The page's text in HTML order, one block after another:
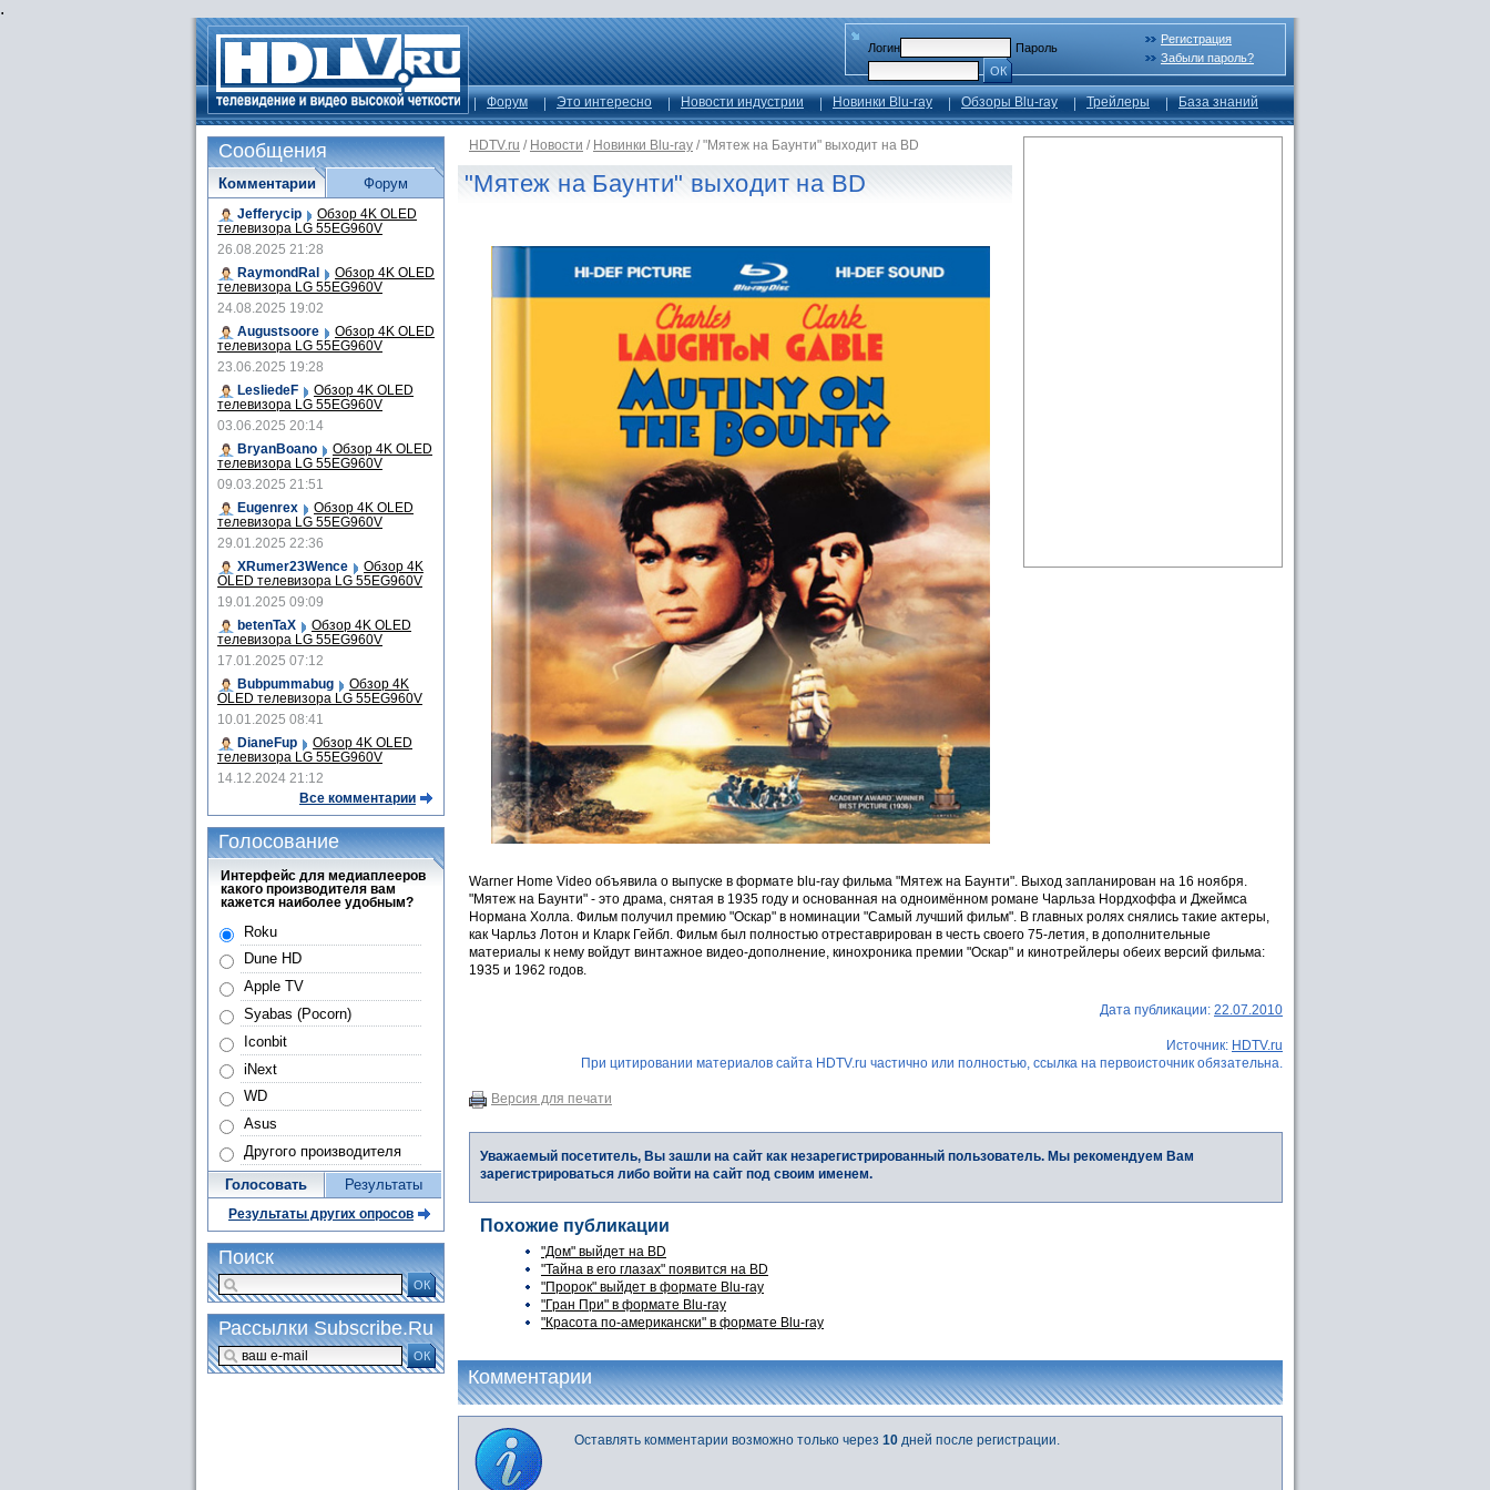
.
Логин
Пароль
ОК
Регистрация
Забыли пароль?
Форум Это интересно Новости индустрии Новинки Blu-ray Обзоры Blu-ray Трейлеры База знаний
HDTV.ru / Новости / Новинки Blu-ray / "Мятеж на Баунти" выходит на BD
"Мятеж на Баунти" выходит на BD
Warner Home Video объявила о выпуске в формате blu-ray фильма "Мятеж на Баунти". Выход запланирован на 16 ноября.
"Мятеж на Баунти" - это драма, снятая в 1935 году и основанная на одноимённом романе Чарльза Нордхоффа и Джеймса
Нормана Холла. Фильм получил премию "Оскар" в номинации "Самый лучший фильм". В главных ролях снялись такие актеры,
как Чарльз Лотон и Кларк Гейбл. Фильм был полностью отреставрирован в честь своего 75-летия, в дополнительные
материалы к нему войдут винтажное видео-дополнение, кинохроника премии "Оскар" и кинотрейлеры обеих версий фильма:
1935 и 1962 годов.
Дата публикации: 22.07.2010
Источник: HDTV.ru
При цитировании материалов сайта HDTV.ru частично или полностью, ссылка на первоисточник обязательна.
Версия для печати
Уважаемый посетитель, Вы зашли на сайт как незарегистрированный пользователь. Мы рекомендуем Вам
зарегистрироваться либо войти на сайт под своим именем.
Похожие публикации
"Дом" выйдет на BD
"Тайна в его глазах" появится на BD
"Пророк" выйдет в формате Blu-ray
"Гран При" в формате Blu-ray
"Красота по-американски" в формате Blu-ray
Комментарии
Оставлять комментарии возможно только через 10 дней после регистрации.
Сообщения
Комментарии
Jefferycip Обзор 4K OLED
телевизора LG 55EG960V
26.08.2025 21:28
RaymondRal
Обзор 4K OLED
телевизора LG 55EG960V
24.08.2025 19:02
Augustsoore
Обзор 4K OLED
телевизора LG 55EG960V
23.06.2025 19:28
LesliedeF
Обзор 4K OLED
телевизора LG 55EG960V
03.06.2025 20:14
BryanBoano
Обзор 4K OLED
телевизора LG 55EG960V
09.03.2025 21:51
Eugenrex
Обзор 4K OLED
телевизора LG 55EG960V
29.01.2025 22:36
XRumer23Wence
Обзор 4K
OLED телевизора LG 55EG960V
19.01.2025 09:09
betenTaX
Обзор 4K OLED
телевизора LG 55EG960V
17.01.2025 07:12
Bubpummabug
Обзор 4K
OLED телевизора LG 55EG960V
10.01.2025 08:41
DianeFup
Обзор 4K OLED
телевизора LG 55EG960V
14.12.2024 21:12
Все комментарии
Форум
Голосование
Интерфейс для медиаплееров
какого производителя вам
кажется наиболее удобным?
Roku
Dune HD
Apple TV
Syabas (Pocorn)
Iconbit
iNext
WD
Asus
Другого производителя
Голосовать Результаты
Результаты других опросов
Поиск
ОК
Рассылки Subscribe.Ru
ОК